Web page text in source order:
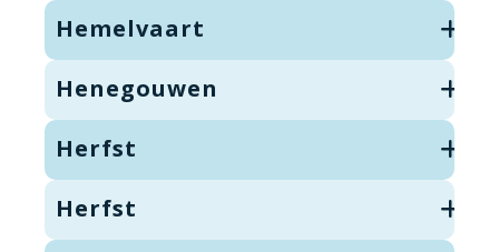
Hemelvaart
Henegouwen
Herfst
Herfst